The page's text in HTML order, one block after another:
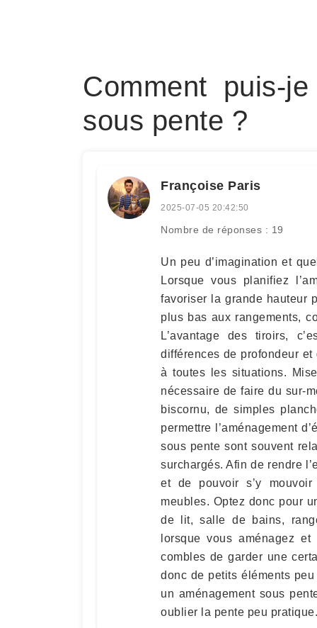
Comment puis-
sous pente ?
Françoise Paris
2025-07-05 20:42:50
Nombre de réponses : 19
Un peu d’imagination et
Lorsque vous planifiez
favoriser la grande hauteur
plus bas aux rangements,
L’avantage des tiroirs,
différences de profondeur et
à toutes les situations.
nécessaire de faire du sur-
biscornu, de simples
permettre l’aménagement
sous pente sont souvent
surchargés. Afin de rendre
et de pouvoir s’y
meubles. Optez donc pour
de lit, salle de bains,
lorsque vous aménagez
combles de garder une
donc de petits éléments
un aménagement sous
oublier la pente peu pratique.